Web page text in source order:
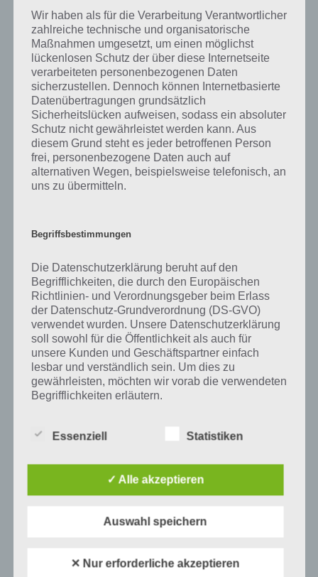
mit einer mindestens 30 Zentimeter dicken Torfdecke und einer ganz
eigenen, meist niedrigwüchsigen Pflanzenwelt. Die Voraussetzung
für die Entstehung eines Moorgebietes ist ein großer
Wasserüberschuss. Moorböden sind sauerstoff- und nährstoffarm.
Lebende Moorgebiete wachsen durch die Bildung von Torf in die
Höhe. Ein Moor kann landschaftlich auch als Fenn, Luch, Ried, Bruch
oder Moos bezeichnet werden.
Menschen oder Tiere, die in Mooren versunken sind, werden durch
den Luftabschluss und verschiedene chemische Prozesse
mumienartig konserviert. Funde von sogenannten Moorleichen sind
sehr aufschlussreich in Bezug auf die Ernährung, Kleidung und
körperliche Verfassung der Menschen in vergangenen, teilweise
Moorfunde stammen aus der Steinzeit und es handelt sich dabei um
Erdoberfläche sind von Mooren bedeckt.
Auf WhatsApp teilen Teilen auf Facebook
Tweet auf Twitter
Wir haben als für die Verarbeitung Verantwortlicher
zahlreiche technische und organisatorische
Maßnahmen umgesetzt, um einen möglichst
lückenlosen Schutz der über diese Internetseite
verarbeiteten personenbezogenen Daten
sicherzustellen. Dennoch können Internetbasierte
Datenübertragungen grundsätzlich
Sicherheitslücken aufweisen, sodass ein absoluter
Schutz nicht gewährleistet werden kann. Aus
diesem Grund steht es jeder betroffenen Person
frei, personenbezogene Daten auch auf
alternativen Wegen, beispielsweise telefonisch, an
uns zu übermitteln.
Begriffsbestimmungen
Die Datenschutzerklärung beruht auf den
Begrifflichkeiten, die durch den Europäischen
Richtlinien- und Verordnungsgeber beim Erlass
der Datenschutz-Grundverordnung (DS-GVO)
verwendet wurden. Unsere Datenschutzerklärung
soll sowohl für die Öffentlichkeit als auch für
unsere Kunden und Geschäftspartner einfach
lesbar und verständlich sein. Um dies zu
gewährleisten, möchten wir vorab die verwendeten
Begrifflichkeiten erläutern.
unter anderem die folgenden Begriffe:
a) personenbezogene Daten
Personenbezogene Daten sind alle
Folgenden „betroffene Person") beziehen.
Essenziell Statistiken
✓ Alle akzeptieren
Auswahl speichern
✕ Nur erforderliche akzeptieren